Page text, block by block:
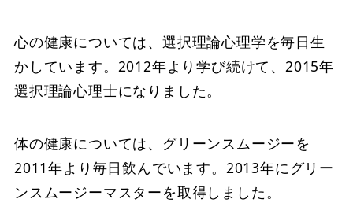
心の健康については、選択理論心理学を毎日生
かしています。2012年より学び続けて、2015年
選択理論心理士になりました。
体の健康については、グリーンスムージーを
2011年より毎日飲んでいます。2013年にグリー
ンスムージーマスターを取得しました。